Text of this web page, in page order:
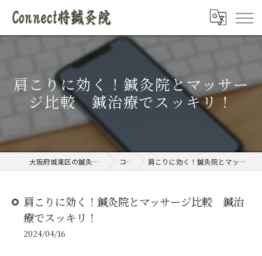
肩こりに効く！鍼灸院とマッサー
ジ比較 鍼治療でスッキリ！
大阪府城東区の鍼灸院ならConnect将鍼灸院 コラム 肩こりに効く！鍼灸院とマッサージ比較 鍼治療でスッキリ！
肩こりに効く！鍼灸院とマッサージ比較 鍼治
療でスッキリ！
2024/04/16